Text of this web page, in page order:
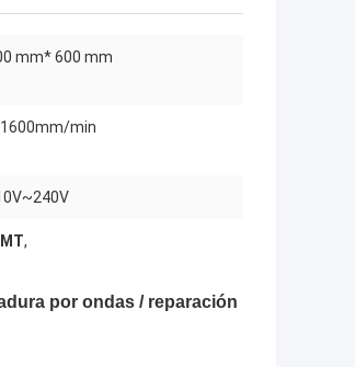
mm* 600 mm
min
,
por ondas / reparación